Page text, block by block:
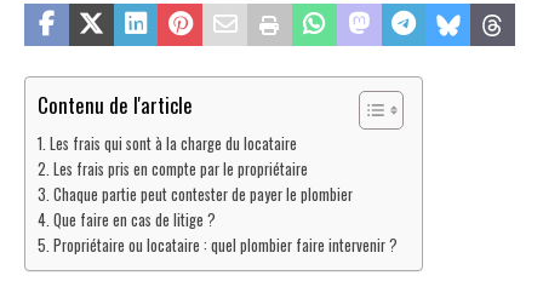
Contenu de l'article
Les frais qui sont à la charge du locataire
Les frais pris en compte par le propriétaire
Chaque partie peut contester de payer le plombier
Que faire en cas de litige ?
Propriétaire ou locataire : quel plombier faire intervenir ?